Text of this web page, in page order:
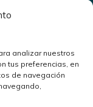
analizar nuestros
tus preferencias, en
de navegación